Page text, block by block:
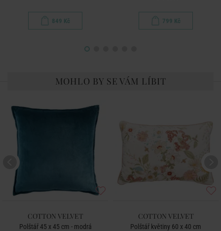
849 Kč 799 Kč
MOHLO BY SE VÁM LÍBIT
COTTON VELVET
Polštář 45 x 45 cm - modrá
COTTON VELVET
Polštář květiny 60 x 40 cm